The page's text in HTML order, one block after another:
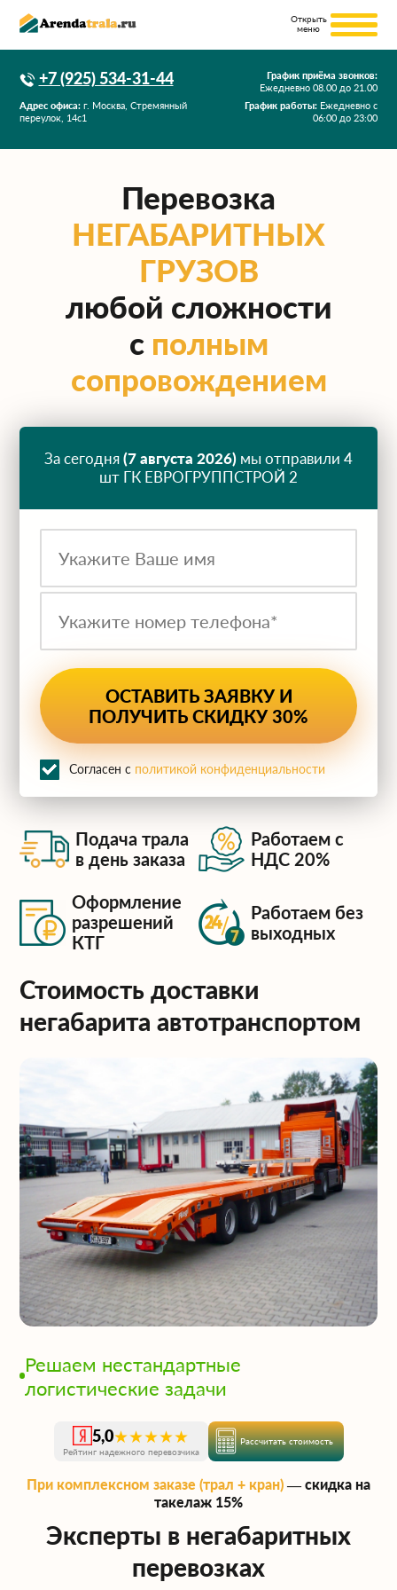
+7 (925) 534-31-44
Адрес офиса: г. Москва, Стремянный
переулок, 14с1
График приёма звонков:
Ежедневно 08.00 до 21.00
График работы: Ежедневно с
06:00 до 23:00
Перевозка
НЕГАБАРИТНЫХ
ГРУЗОВ
любой сложности
с полным
сопровождением
Подача трала
в день заказа
Работаем с
НДС 20%
Оформление
разрешений
КТГ
Работаем без
выходных
За сегодня(7 августа 2026) мы отправили 4
шт ГК ЕВРОГРУППСТРОЙ 2
Согласен с политикой конфиденциальности
Стоимость доставки
негабарита автотранспортом
Решаем нестандартные
логистические задачи
5,0★★★★★
Рейтинг надежного перевозчика
Рассчитать стоимость
При комплексном заказе (трал + кран)— скидка на
такелаж 15%
Эксперты в негабаритных
перевозках